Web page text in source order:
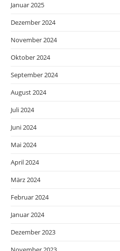
Januar 2025
Dezember 2024
November 2024
Oktober 2024
September 2024
August 2024
Juli 2024
Juni 2024
Mai 2024
April 2024
März 2024
Februar 2024
Januar 2024
Dezember 2023